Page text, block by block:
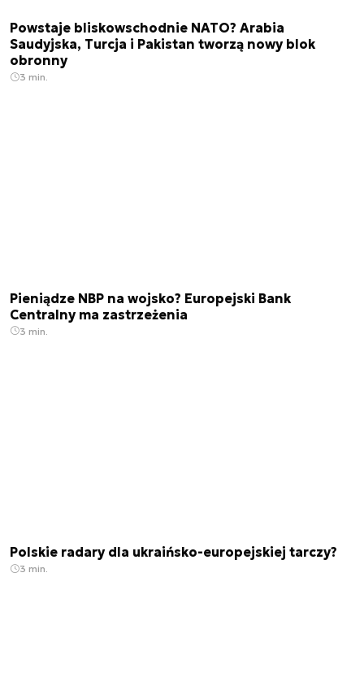
Powstaje bliskowschodnie NATO? Arabia
Saudyjska, Turcja i Pakistan tworzą nowy blok
obronny
3 min.
Pieniądze NBP na wojsko? Europejski Bank
Centralny ma zastrzeżenia
3 min.
Polskie radary dla ukraińsko-europejskiej tarczy?
3 min.